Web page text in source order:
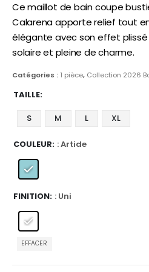
Ce maillot de bain coupe
Calarena apporte relief tout
élégante avec son effet plissé
solaire et pleine de charme.
Catégories : 1 pièce, Collection 2026
TAILLE
S M L XL
COULEUR : Artide
FINITION : Uni
EFFACER